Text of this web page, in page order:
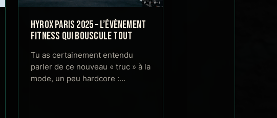
HYROX PARIS 2025 – L’ÉVÈNEMENT
FITNESS QUI BOUSCULE TOUT
Tu as certainement entendu
parler de ce nouveau « truc » à la
mode, un peu hardcore :…